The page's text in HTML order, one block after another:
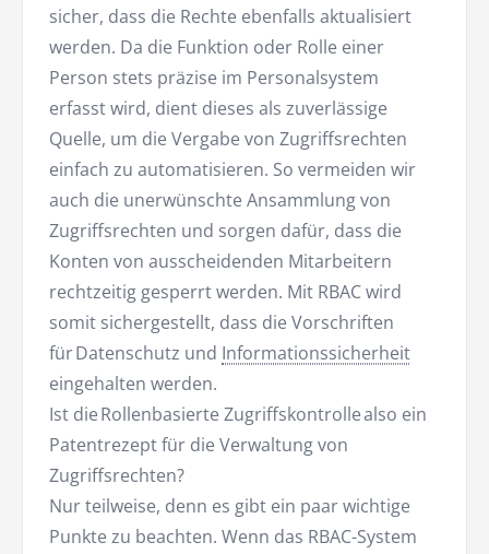
sicher, dass die Rechte ebenfalls aktualisiert
werden. Da die Funktion oder Rolle einer
Person stets präzise im Personalsystem
erfasst wird, dient dieses als zuverlässige
Quelle, um die Vergabe von Zugriffsrechten
einfach zu automatisieren. So vermeiden wir
auch die unerwünschte Ansammlung von
Zugriffsrechten und sorgen dafür, dass die
Konten von ausscheidenden Mitarbeitern
rechtzeitig gesperrt werden. Mit RBAC wird
somit sichergestellt, dass die Vorschriften
für Datenschutz und Informationssicherheit
eingehalten werden.
Ist die Rollenbasierte Zugriffskontrolle also ein
Patentrezept für die Verwaltung von
Zugriffsrechten?
Nur teilweise, denn es gibt ein paar wichtige
Punkte zu beachten. Wenn das RBAC-System